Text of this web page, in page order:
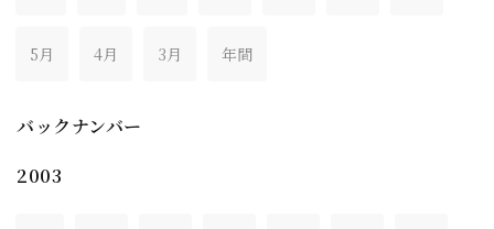
5月 4月 3月 年間
バックナンバー
2003